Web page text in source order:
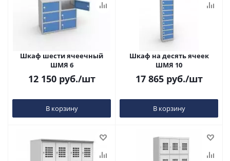
Шкаф шести ячеечный
ШМЯ 6
12 150руб./шт
В корзину
Шкаф на десять ячеек
ШМЯ 10
17 865руб./шт
В корзину